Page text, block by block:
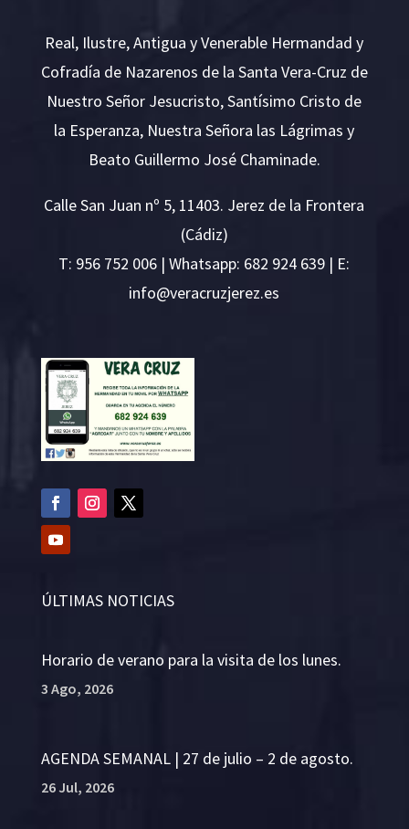
Real, Ilustre, Antigua y Venerable Hermandad y
Cofradía de Nazarenos de la Santa Vera-Cruz de
Nuestro Señor Jesucristo, Santísimo Cristo de
la Esperanza, Nuestra Señora las Lágrimas y
Beato Guillermo José Chaminade.
Calle San Juan nº 5, 11403. Jerez de la Frontera
(Cádiz)
T: 956 752 006 | Whatsapp: 682 924 639 | E:
se.ze
rejzu
rcare
v@ofn
i
ÚLTIMAS NOTICIAS
Horario de verano para la visita de los lunes.
3 Ago, 2026
AGENDA SEMANAL | 27 de julio – 2 de agosto.
26 Jul, 2026